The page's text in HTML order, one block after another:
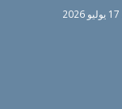
17 يوليو 2026